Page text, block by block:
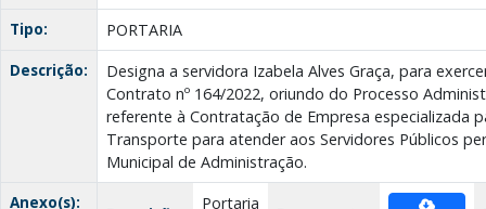
Tipo:
PORTARIA
Descrição:
Designa a servidora Izabela Alves Graça, para
Contrato nº 164/2022, oriundo do Processo
referente à Contratação de Empresa especializada
Transporte para atender aos Servidores Públicos
Municipal de Administração.
Anexo(s):
Portaria